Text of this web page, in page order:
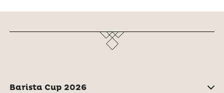
Barista Cup 2026